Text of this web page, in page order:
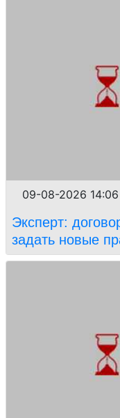
09-08-2026 14:06
Эксперт:
задать новые